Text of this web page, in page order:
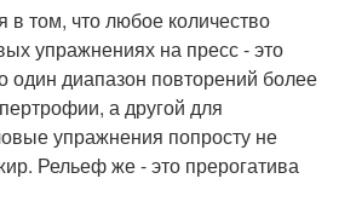
в том, что любое количество
упражнениях на пресс - это
один диапазон повторений более
а другой для
упражнения попросту не
Рельеф же - это прерогатива